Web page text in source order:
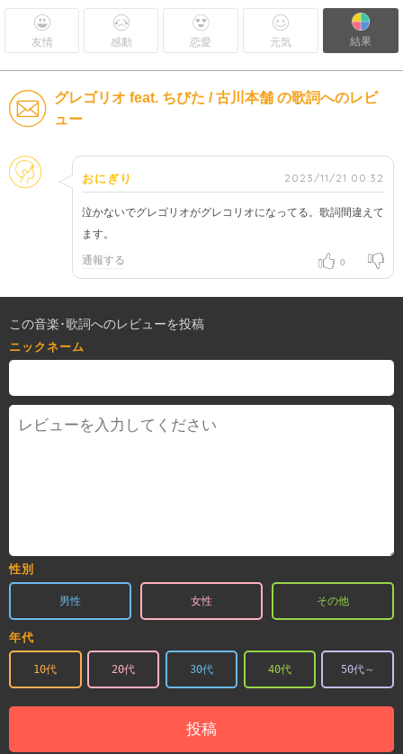
友情 感動 恋愛 元気 結果
グレゴリオ feat. ちびた / 古川本舗 の歌詞へのレビ
ュー
そのほか
おにぎり 2023/11/21 00:32
泣かないでグレゴリオがグレコリオになってる。歌詞間違えて
ます。
通報する 0
この音楽･歌詞へのレビューを投稿
ニックネーム
性別
男性 女性 その他
年代
10代 20代 30代 40代 50代～
投稿